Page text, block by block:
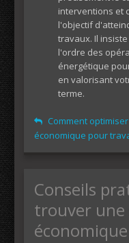
interventions et
l'objectif
travaux. Il
l'ordre des
énergétique
en valorisant
terme.
Comment
économique pour
Conseils
trouver